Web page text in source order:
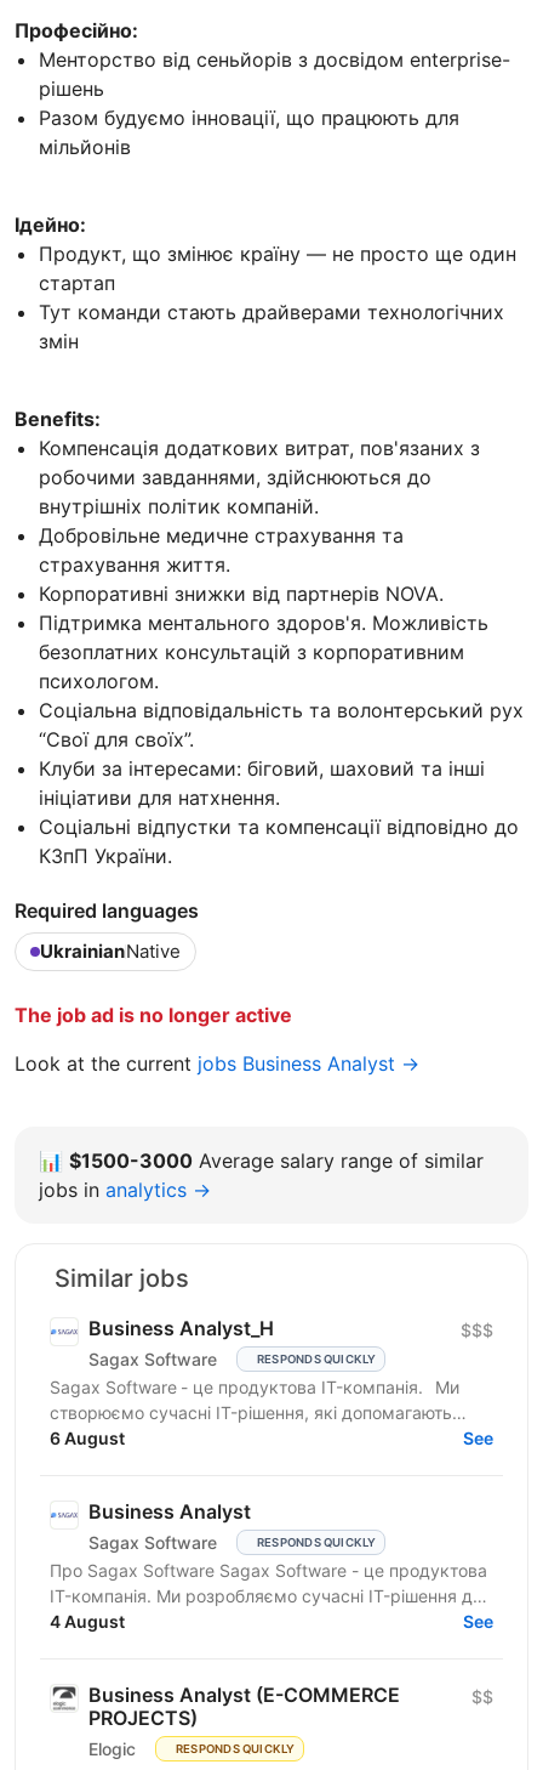
Професійно:
Менторство від сеньйорів з досвідом enterprise-
рішень
Разом будуємо інновації, що працюють для
мільйонів
Ідейно:
Продукт, що змінює країну — не просто ще один
стартап
Тут команди стають драйверами технологічних
змін
Benefits:
Компенсація додаткових витрат, пов'язаних з
робочими завданнями, здійснюються до
внутрішніх політик компаній.
Добровільне медичне страхування та
страхування життя.
Корпоративні знижки від партнерів NOVA.
Підтримка ментального здоров'я. Можливість
безоплатних консультацій з корпоративним
психологом.
Соціальна відповідальність та волонтерський рух
“Свої для своїх”.
Клуби за інтересами: біговий, шаховий та інші
ініціативи для натхнення.
Соціальні відпустки та компенсації відповідно до
КЗпП України.
Required languages
UkrainianNative
The job ad is no longer active
Look at the current jobs Business Analyst →
📊 $1500-3000 Average salary range of similar
jobs in analytics →
Similar jobs
Business Analyst_H
Sagax Software RESPONDS QUICKLY
$$$
Sagax Software - це продуктова IT-компанія. Ми
створюємо сучасні IT-рішення, які допомагають
вдосконалювати роботу ринку страхування, і
6 August See
Business Analyst
Sagax Software RESPONDS QUICKLY
Про Sagax Software Sagax Software - це продуктова
IT-компанія. Ми розробляємо сучасні IT-рішення для
ринку страхування, які допомагають нашим
4 August See
Business Analyst (E-COMMERCE
PROJECTS)
Elogic RESPONDS QUICKLY
$$